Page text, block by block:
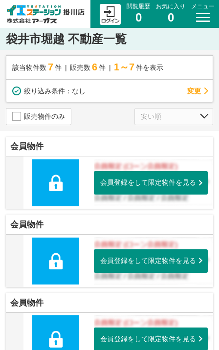
閲覧履歴
0
お気に入り
0
メニュー
袋井市堀越 不動産一覧
該当物件数 7件 販売数 6 件 1～7 件を表示
絞り込み条件： なし 変更
販売物件のみ
会員物件
会員登録をして限定物件を見る
会員物件
会員登録をして限定物件を見る
会員物件
会員登録をして限定物件を見る